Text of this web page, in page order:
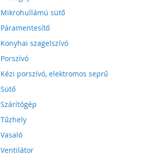
Mikrohullámú sütő
Páramentesítő
Konyhai szagelszívó
Porszívó
Kézi porszívó, elektromos seprű
Sütő
Szárítógép
Tűzhely
Vasaló
Ventilátor